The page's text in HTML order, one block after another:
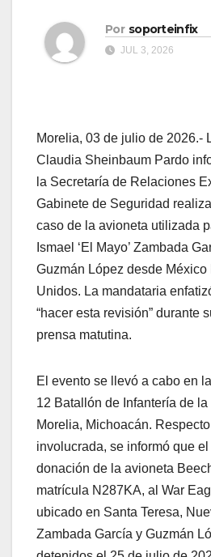
Por soporteinfix
JUL 3, 2026
Morelia, 03 de julio de 2026.-
Claudia Sheinbaum Pardo
la Secretaría de Relaciones
Gabinete de Seguridad
caso de la avioneta utilizada
Ismael ‘El Mayo’ Zambada
Guzmán López desde
Unidos. La mandataria
“hacer esta revisión” durante
prensa matutina.
El evento se llevó a cabo en
12 Batallón de Infantería de
Morelia, Michoacán.
involucrada, se informó que
donación de la avioneta
matrícula N287KA, al War
ubicado en Santa Teresa,
Zambada García y Guzmán